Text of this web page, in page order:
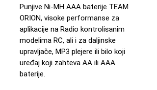
Punjive Ni-MH AAA baterije TEAM
ORION, visoke performanse za
aplikacije na Radio kontrolisanim
modelima RC, ali i za daljinske
upravljače, MP3 plejere ili bilo koji
uređaj koji zahteva AA ili AAA
baterije.